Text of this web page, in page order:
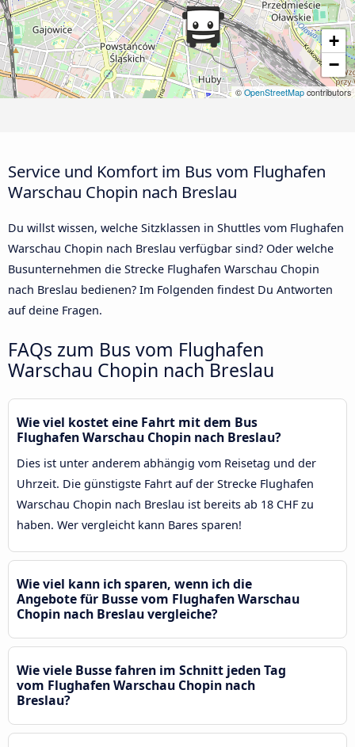
+
−
©OpenStreetMap contributors
Service und Komfort im Bus vom Flughafen
Warschau Chopin nach Breslau
Du willst wissen, welche Sitzklassen in Shuttles vom Flughafen
Warschau Chopin nach Breslau verfügbar sind? Oder welche
Busunternehmen die Strecke Flughafen Warschau Chopin
nach Breslau bedienen? Im Folgenden findest Du Antworten
auf deine Fragen.
FAQs zum Bus vom Flughafen
Warschau Chopin nach Breslau
Wie viel kostet eine Fahrt mit dem Bus
Flughafen Warschau Chopin nach Breslau?
Dies ist unter anderem abhängig vom Reisetag und der
Uhrzeit. Die günstigste Fahrt auf der Strecke Flughafen
Warschau Chopin nach Breslau ist bereits ab 18 CHF zu
haben. Wer vergleicht kann Bares sparen!
Wie viel kann ich sparen, wenn ich die
Angebote für Busse vom Flughafen Warschau
Chopin nach Breslau vergleiche?
Wie viele Busse fahren im Schnitt jeden Tag
vom Flughafen Warschau Chopin nach
Breslau?